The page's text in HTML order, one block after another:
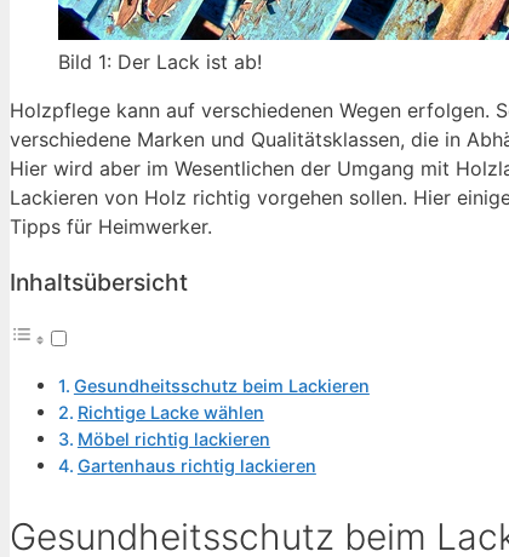
Bild 1: Der Lack ist ab!
Holzpflege kann auf verschiedenen Wegen erfolgen.
verschiedene Marken und Qualitätsklassen, die in
Hier wird aber im Wesentlichen der Umgang mit
Lackieren von Holz richtig vorgehen sollen. Hier
Tipps für Heimwerker.
Inhaltsübersicht
Gesundheitsschutz beim Lackieren
Richtige Lacke wählen
Möbel richtig lackieren
Gartenhaus richtig lackieren
Gesundheitsschutz beim